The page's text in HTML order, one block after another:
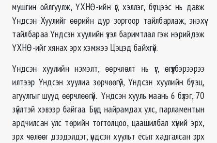
мушгин ойлгуулж, ҮХНӨ-ийн үг, хэллэг, бүтцээс нь давж
Үндсэн Хуулийг өөрийн дур зоргоор тайлбарлаж, энэхүү
тайлбараа Үндсэн хуулийн үзэл баримтлал гэж нэрийдэж
ҮХНӨ-ийг хянах эрх хэмжээ Цэцэд байхгүй.
Үндсэн хуулийн нэмэлт, өөрчлөлт нь үг, өгүүлбэрээрээ
илтээр Үндсэн хуулиа зөрчөөгүй, Үндсэн хуулийн бүтэц,
агуулгыг шууд өөрчлөөгүй. Үндсэн хууль маань 6 бүлэг, 70
зүйлтэй хэвээр байгаа. Бүгд найрамдах улс, парламентын
ардчилсан улс төрийн тогтолцоо, цаашилбал хүний эрх,
эрх чөлөөг дээдэлдэг, үндсэн хуульт ёсыг хадгалсан эрх